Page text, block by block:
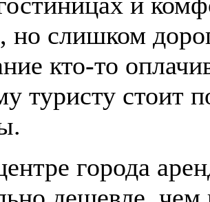
но слишком
кто-то
туристу стоит
города